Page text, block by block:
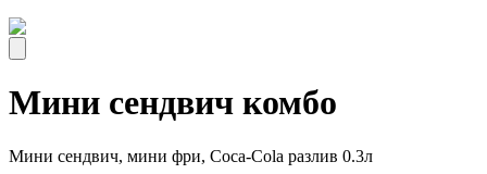
Мини сендвич комбо
Мини сендвич, мини фри, Coca-Cola разлив 0.3л